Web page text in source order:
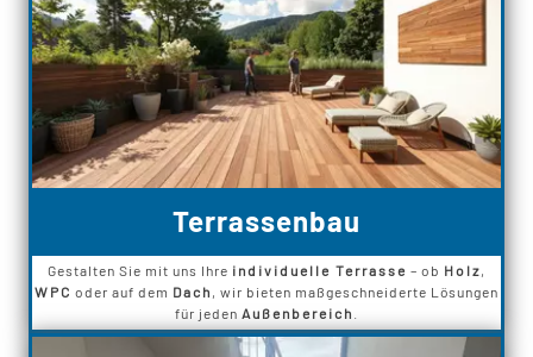
Terrassenbau
Gestalten Sie mit uns Ihre individuelle Terrasse – ob Holz,
WPC oder auf dem Dach , wir bieten maßgeschneiderte Lösungen
für jeden Außenbereich